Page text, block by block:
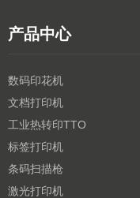
产品中心
数码印花机
文档打印机
工业热转印TTO
标签打印机
条码扫描枪
激光打印机